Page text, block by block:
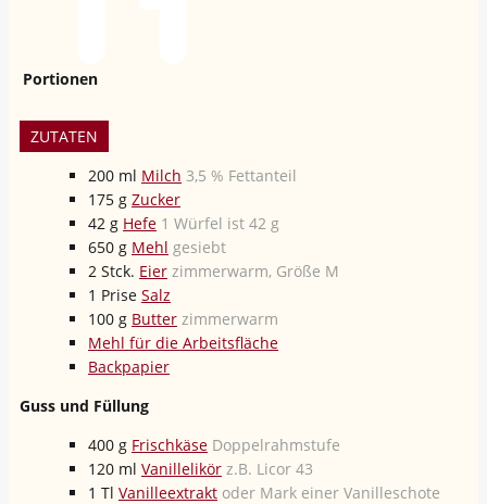
Portionen
ZUTATEN
200 ml Milch 3,5 % Fettanteil
175 g Zucker
42 g Hefe 1 Würfel ist 42 g
650 g Mehl gesiebt
2 Stck. Eier zimmerwarm, Größe M
1 Prise Salz
100 g Butter zimmerwarm
Mehl für die Arbeitsfläche
Backpapier
Guss und Füllung
400 g Frischkäse Doppelrahmstufe
120 ml Vanillelikör z.B. Licor 43
1 Tl Vanilleextrakt oder Mark einer Vanilleschote